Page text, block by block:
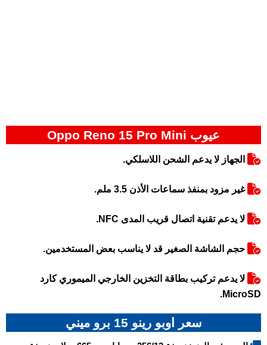
عيوب Oppo Reno 15 Pro Mini
الجهاز لا يدعم الشحن اللاسلكي.
غير مزود بمنفذ سماعات الأذن 3.5 ملم.
لا يدعم تقنية اتصال قريب المدى NFC.
حجم الشاشة الصغير قد لا يناسب بعض المستخدمين.
لا يدعم تركيب بطاقة التخزين الخارجي الميموري كارد
MicroSD.
سعر اوبو رينو 15 برو ميني